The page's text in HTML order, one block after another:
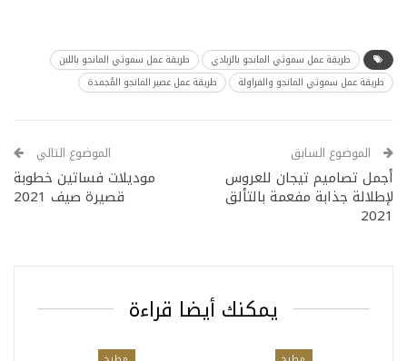
طريقة عمل سموثي المانجو بالزبادي
طريقة عمل سموثي المانجو باللبن
طريقة عمل سموثي المانجو والفراولة
طريقة عمل عصير المانجو المُجمدة
الموضوع السابق
أجمل تصاميم تيجان للعروس
لإطلالة جذابة مفعمة بالتألق
2021
الموضوع التالي
موديلات فساتين خطوبة
قصيرة صيف 2021
يمكنك أيضا قراءة